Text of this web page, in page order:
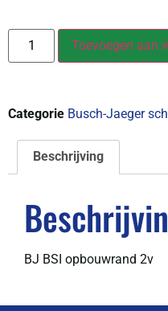
Toevoegen aan
Categorie Busch-Jaeger
Beschrijving
BJ BSI opbouwrand 2v